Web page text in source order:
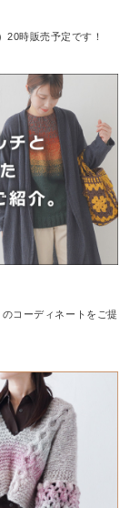
20時販売予定です！
コーディネートをご提